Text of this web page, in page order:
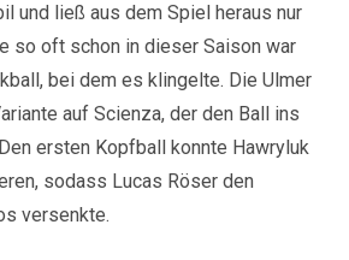
und ließ aus dem Spiel heraus nur
so oft schon in dieser Saison war
bei dem es klingelte. Die Ulmer
auf Scienza, der den Ball ins
ersten Kopfball konnte Hawryluk
sodass Lucas Röser den
versenkte.